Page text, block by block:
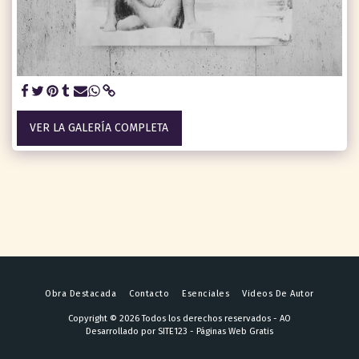
VER LA GALERÍA COMPLETA
Obra Destacada Contacto Esenciales Videos De Autor
Copyright © 2026 Todos los derechos reservados - AO
Desarrollado por SITE123 - Páginas Web Gratis